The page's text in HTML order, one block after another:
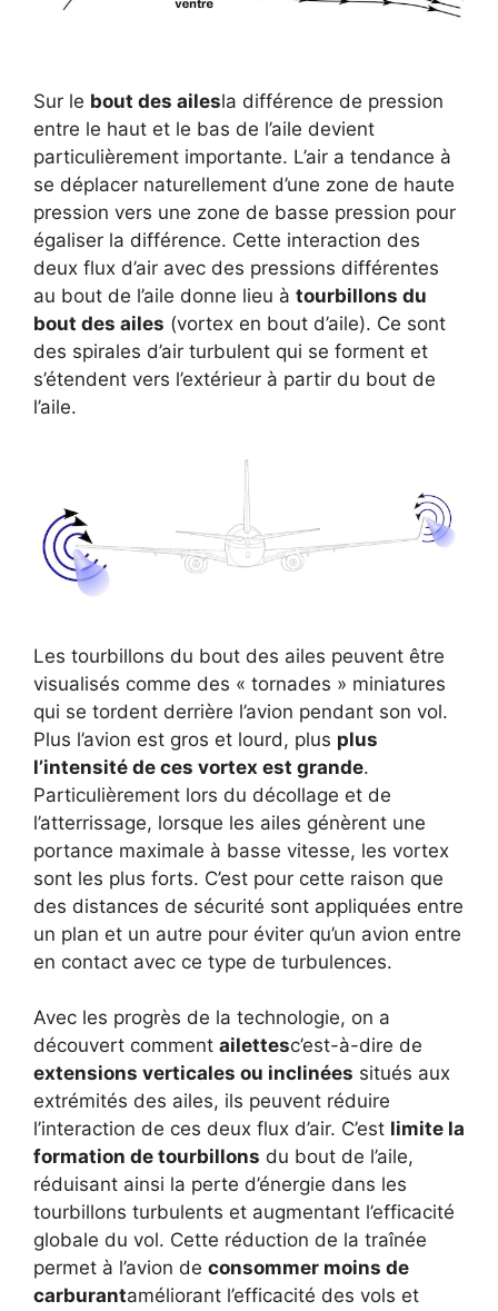
Sur le bout des ailesla différence de pression
entre le haut et le bas de l’aile devient
particulièrement importante. L’air a tendance à
se déplacer naturellement d’une zone de haute
pression vers une zone de basse pression pour
égaliser la différence. Cette interaction des
deux flux d’air avec des pressions différentes
au bout de l’aile donne lieu à tourbillons du
bout des ailes (vortex en bout d’aile). Ce sont
des spirales d’air turbulent qui se forment et
s’étendent vers l’extérieur à partir du bout de
l’aile.
Les tourbillons du bout des ailes peuvent être
visualisés comme des « tornades » miniatures
qui se tordent derrière l’avion pendant son vol.
Plus l’avion est gros et lourd, plus plus
l’intensité de ces vortex est grande.
Particulièrement lors du décollage et de
l’atterrissage, lorsque les ailes génèrent une
portance maximale à basse vitesse, les vortex
sont les plus forts. C’est pour cette raison que
des distances de sécurité sont appliquées entre
un plan et un autre pour éviter qu’un avion entre
en contact avec ce type de turbulences.
Avec les progrès de la technologie, on a
découvert comment ailettesc’est-à-dire de
extensions verticales ou inclinées situés aux
extrémités des ailes, ils peuvent réduire
l’interaction de ces deux flux d’air. C’est limite la
formation de tourbillons du bout de l’aile,
réduisant ainsi la perte d’énergie dans les
tourbillons turbulents et augmentant l’efficacité
globale du vol. Cette réduction de la traînée
permet à l’avion de consommer moins de
carburantaméliorant l’efficacité des vols et